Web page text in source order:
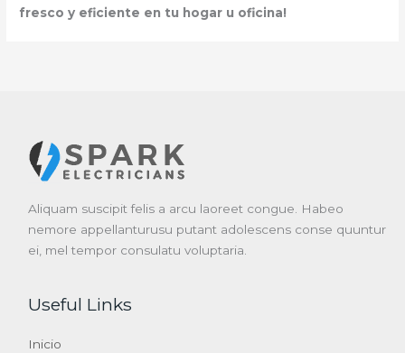
fresco y eficiente en tu hogar u oficina!
Aliquam suscipit felis a arcu laoreet congue. Habeo
nemore appellanturusu putant adolescens conse quuntur
ei, mel tempor consulatu voluptaria.
Useful Links
Inicio